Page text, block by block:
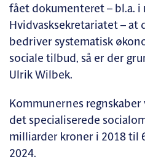
fået dokumenteret – bl.a. i
Hvidvasksekretariatet – at
bedriver systematisk
sociale tilbud, så er der
Ulrik Wilbek.
Kommunernes
det specialiserede
milliarder kroner i 2018 til
2024.